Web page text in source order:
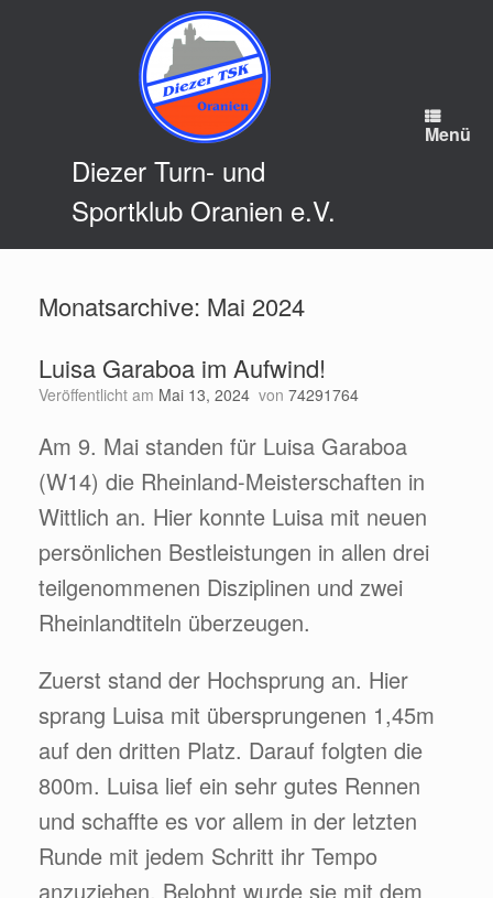
Diezer Turn- und
Sportklub Oranien e.V.
Menü
Monatsarchive: Mai 2024
Luisa Garaboa im Aufwind!
Veröffentlicht am Mai 13, 2024 von 74291764
Am 9. Mai standen für Luisa Garaboa
(W14) die Rheinland-Meisterschaften in
Wittlich an. Hier konnte Luisa mit neuen
persönlichen Bestleistungen in allen drei
teilgenommenen Disziplinen und zwei
Rheinlandtiteln überzeugen.
Zuerst stand der Hochsprung an. Hier
sprang Luisa mit übersprungenen 1,45m
auf den dritten Platz. Darauf folgten die
800m. Luisa lief ein sehr gutes Rennen
und schaffte es vor allem in der letzten
Runde mit jedem Schritt ihr Tempo
anzuziehen. Belohnt wurde sie mit dem